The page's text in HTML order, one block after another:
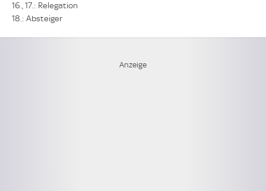
16., 17.: Relegation
18.: Absteiger